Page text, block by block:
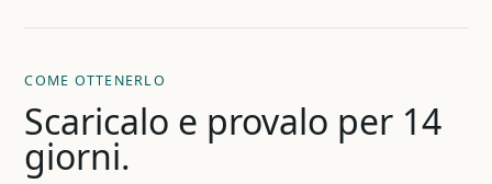
COME OTTENERLO
Scaricalo e provalo per 14
giorni.